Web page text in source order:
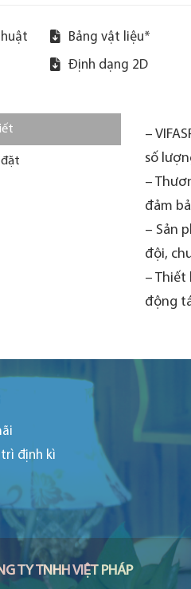
Bảng vật liệu*
Định dạng 2D
–
số
–
đảm
– Sản
đội,
–
động
trì định kì
TY TNHH VIỆT PHÁP